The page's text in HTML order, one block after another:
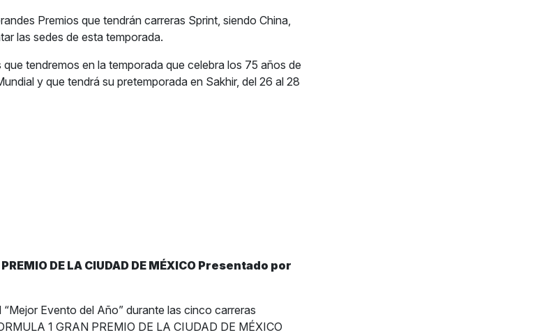
Premios que tendrán carreras Sprint, siendo China,
las sedes de esta temporada.
tendremos en la temporada que celebra los 75 años de
y que tendrá su pretemporada en Sakhir, del 26 al 28
DE LA CIUDAD DE MÉXICO Presentado por
Evento del Año” durante las cinco carreras
1 GRAN PREMIO DE LA CIUDAD DE MÉXICO